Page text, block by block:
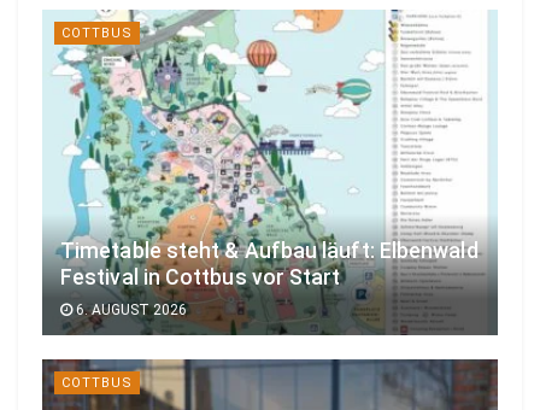
COTTBUS
Timetable steht & Aufbau läuft: Elbenwald
Festival in Cottbus vor Start
6. AUGUST 2026
COTTBUS